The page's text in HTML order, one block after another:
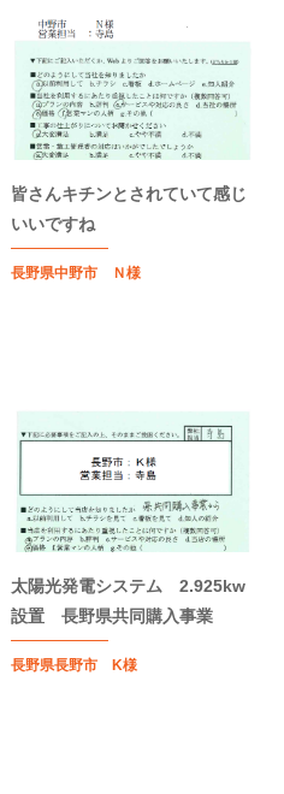
皆さんキチンとされていて感じ
いいですね
長野県中野市 Ｎ様
太陽光発電システム 2.925kw
設置 長野県共同購入事業
長野県長野市 K様